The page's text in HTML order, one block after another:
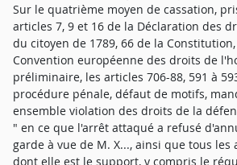
Sur le quatrième moyen de cassation,
articles 7, 9 et 16 de la Déclaration des
du citoyen de 1789, 66 de la
Convention européenne des droits de
préliminaire, les articles 706-88, 591 à
procédure pénale, défaut de motifs,
ensemble violation des droits de la
" en ce que l'arrêt attaqué a refusé
garde à vue de M. X..., ainsi que tous les
dont elle est le support, y compris le